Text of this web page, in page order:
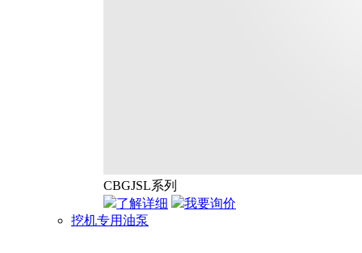
CBGJSL系列
了解详细
我要询价
挖机专用油泵